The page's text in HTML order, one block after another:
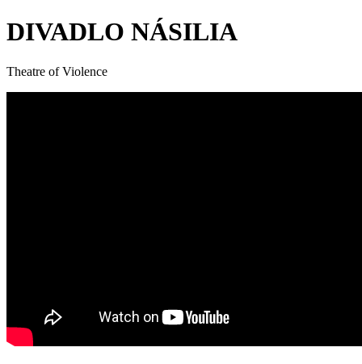
DIVADLO NÁSILIA
Theatre of Violence